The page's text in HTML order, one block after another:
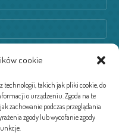
cookie
technologii, takich jak pliki cookie, do
o urządzeniu. Zgoda na te
zachowanie podczas przeglądania
zgody lub wycofanie zgody